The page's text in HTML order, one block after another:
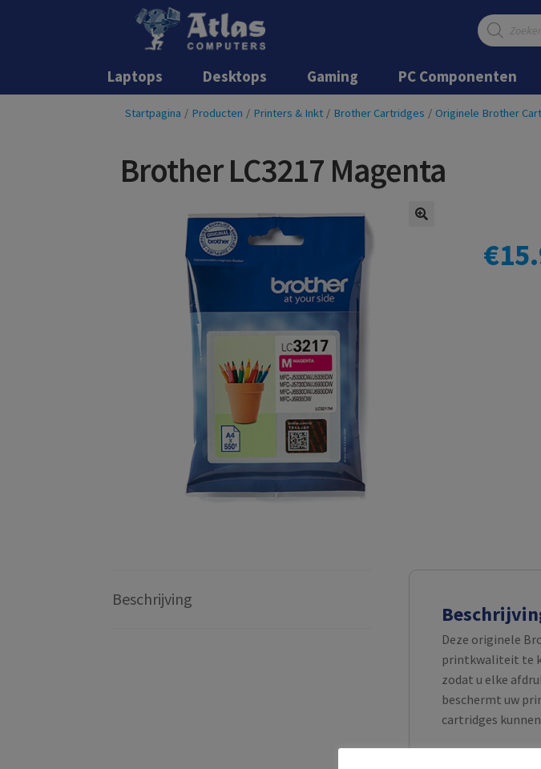
Producten
zoeken
Laptops Desktops Gaming PC Componenten
Startpagina / Producten / Printers & Inkt / Brother Cartridges / Originele Brother
Brother LC3217 Magenta
€
Beschrijving
Deze originele
printkwaliteit te
zodat u elke
beschermt uw
cartridges